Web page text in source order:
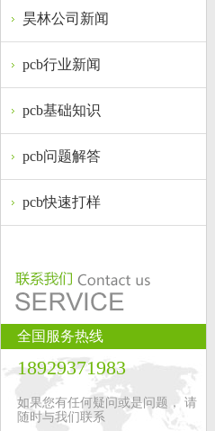
昊林公司新闻
pcb行业新闻
pcb基础知识
pcb问题解答
pcb快速打样
全国服务热线
18929371983
如果您有任何疑问或是问题， 请
随时与我们联系